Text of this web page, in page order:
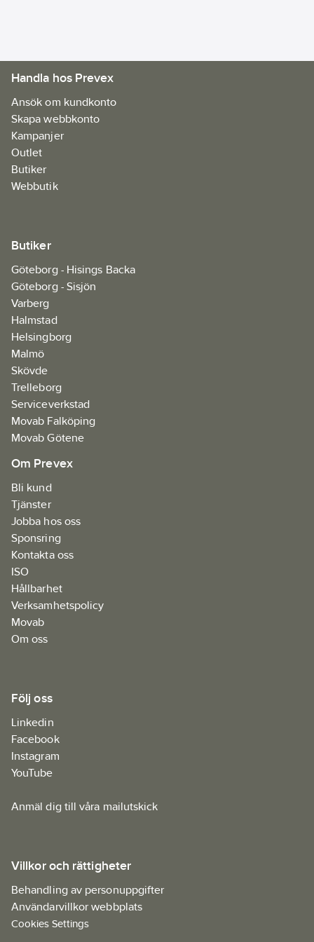
Handla hos Prevex
Ansök om kundkonto
Skapa webbkonto
Kampanjer
Outlet
Butiker
Webbutik
Butiker
Göteborg - Hisings Backa
Göteborg - Sisjön
Varberg
Halmstad
Helsingborg
Malmö
Skövde
Trelleborg
Serviceverkstad
Movab Falköping
Movab Götene
Om Prevex
Bli kund
Tjänster
Jobba hos oss
Sponsring
Kontakta oss
ISO
Hållbarhet
Verksamhetspolicy
Movab
Om oss
Följ oss
Linkedin
Facebook
Instagram
YouTube
Anmäl dig till våra mailutskick
Villkor och rättigheter
Behandling av personuppgifter
Användarvillkor webbplats
Cookies Settings